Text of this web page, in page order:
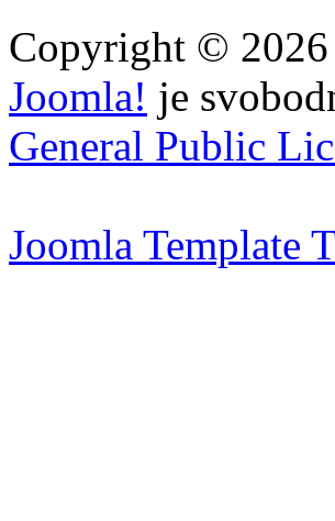
Copyright © 2026
Joomla! je
General Public
Joomla Template